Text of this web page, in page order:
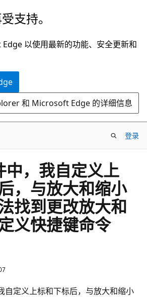
支持。
以使用最新的功能、安全更新和
和 Microsoft Edge 的详细信息
登录
，我自定义上
，与放大和缩小
找到更改放大和
义快捷键命令
定义上标和下标后，与放大和缩小